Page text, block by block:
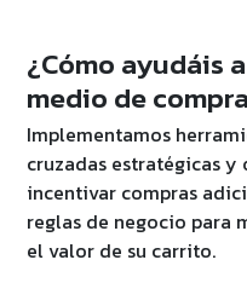
¿Cómo ayudáis
medio de
Implementamos
cruzadas estratégicas
incentivar compras
reglas de negocio para
el valor de su carrito.